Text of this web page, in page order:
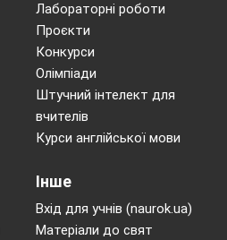
Лабораторні роботи
Проєкти
Конкурси
Олімпіади
Штучний інтелект для
вчителів
Курси англійської мови
Інше
Вхід для учнів (naurok.ua)
Матеріали до свят